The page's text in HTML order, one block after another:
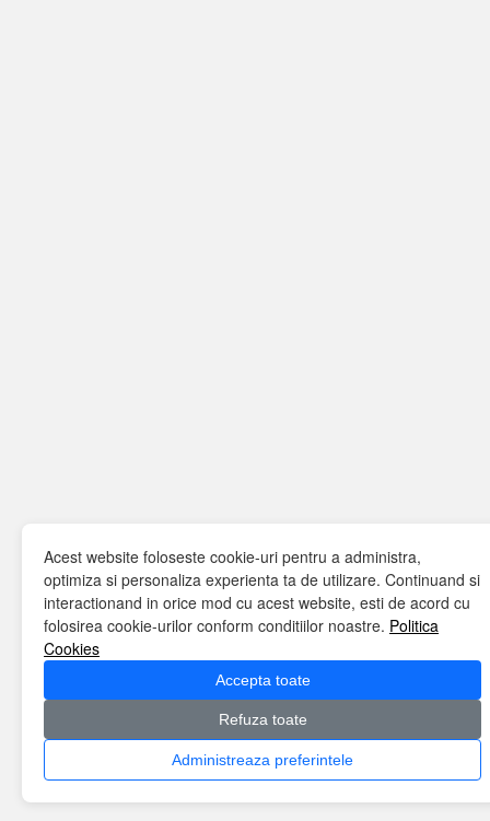
Acest website foloseste cookie-uri pentru a administra,
optimiza si personaliza experienta ta de utilizare. Continuand si
interactionand in orice mod cu acest website, esti de acord cu
folosirea cookie-urilor conform conditiilor noastre. Politica
Cookies
Accepta toate
Refuza toate
Administreaza preferintele